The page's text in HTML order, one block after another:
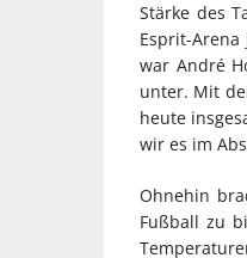
Stärke des
Esprit-
war André
unter. Mit
heute
wir es im
Ohnehin
Fußball zu